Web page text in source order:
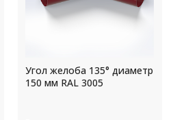
Угол желоба 135° диаметр
150 мм RAL 9002